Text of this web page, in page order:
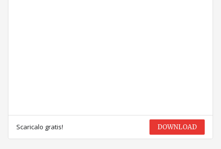
Scaricalo gratis! DOWNLOAD